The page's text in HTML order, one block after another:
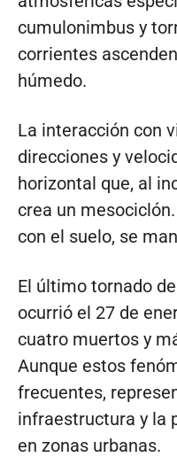
cumulonimbus y
corrientes
húmedo.
La interacción con
direcciones y
horizontal que, al
crea un
con el suelo, se
El último tornado
ocurrió el 27 de
cuatro muertos y
Aunque estos
frecuentes,
infraestructura y la
en zonas urbanas.